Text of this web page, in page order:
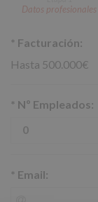
Datos profesionales
* Facturación:
Hasta 500.000€
* Nº Empleados:
* Email: